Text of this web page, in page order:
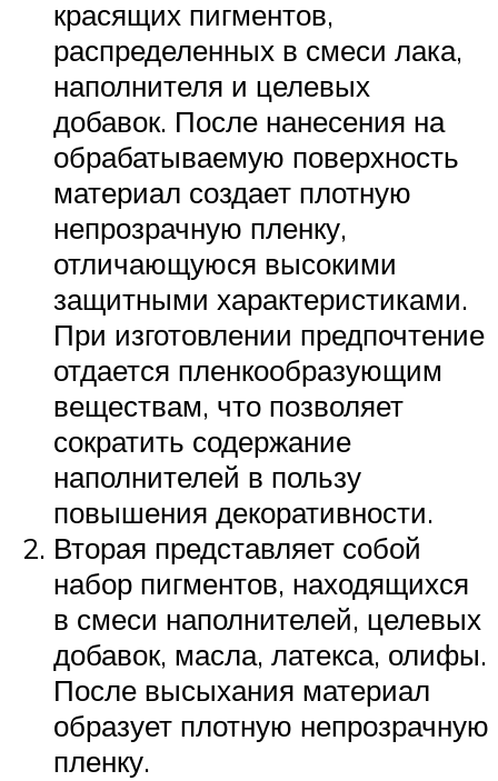
красящих пигментов,
распределенных в смеси лака,
наполнителя и целевых
добавок. После нанесения на
обрабатываемую поверхность
материал создает плотную
непрозрачную пленку,
отличающуюся высокими
защитными характеристиками.
При изготовлении предпочтение
отдается пленкообразующим
веществам, что позволяет
сократить содержание
наполнителей в пользу
повышения декоративности.
Вторая представляет собой
набор пигментов, находящихся
в смеси наполнителей, целевых
добавок, масла, латекса, олифы.
После высыхания материал
образует плотную непрозрачную
пленку.